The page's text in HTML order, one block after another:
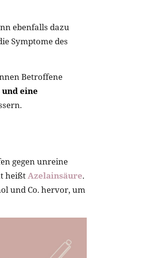
ebenfalls dazu
Symptome des
Betroffene
eine
gegen unreine
heißt Azelainsäure.
und Co. hervor, um